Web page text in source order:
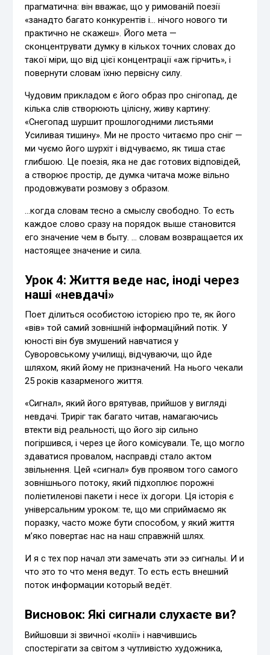
прагматична: він вважає, що у римованій поезії
«занадто багато конкурентів і… нічого нового ти
практично не скажеш». Його мета —
сконцентрувати думку в кількох точних словах до
такої міри, що від цієї концентрації «аж гірчить», і
повернути словам їхню первісну силу.
Чудовим прикладом є його образ про снігопад, де
кілька слів створюють цілісну, живу картину:
«Снегопад шуршит прошлогодними листьями
Усиливая тишину». Ми не просто читаємо про сніг —
ми чуємо його шурхіт і відчуваємо, як тиша стає
глибшою. Це поезія, яка не дає готових відповідей,
а створює простір, де думка читача може вільно
продовжувати розмову з образом.
…когда словам тесно а смыслу свободно. То есть
каждое слово сразу на порядок выше становится
его значение чем в быту. … словам возвращается их
настоящее значение и сила.
Урок 4: Життя веде нас, іноді через
наші «невдачі»
Поет ділиться особистою історією про те, як його
«вів» той самий зовнішній інформаційний потік. У
юності він був змушений навчатися у
Суворовському училищі, відчуваючи, що йде
шляхом, який йому не призначений. На нього чекали
25 років казарменого життя.
«Сигнал», який його врятував, прийшов у вигляді
невдачі. Триріг так багато читав, намагаючись
втекти від реальності, що його зір сильно
погіршився, і через це його комісували. Те, що могло
здаватися провалом, насправді стало актом
звільнення. Цей «сигнал» був проявом того самого
зовнішнього потоку, який підхоплює порожні
поліетиленові пакети і несе їх догори. Ця історія є
універсальним уроком: те, що ми сприймаємо як
поразку, часто може бути способом, у який життя
м’яко повертає нас на наш справжній шлях.
И я с тех пор начал эти замечать эти ээ сигналы. И и
что это то что меня ведут. То есть есть внешний
поток информации который ведёт.
Висновок: Які сигнали слухаєте ви?
Вийшовши зі звичної «колії» і навчившись
спостерігати за світом з чутливістю художника,